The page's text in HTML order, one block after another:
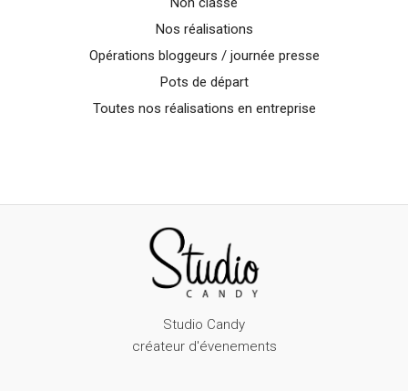
Nos réalisations
Opérations bloggeurs / journée presse
Pots de départ
Toutes nos réalisations en entreprise
Studio Candy
créateur d'évenements